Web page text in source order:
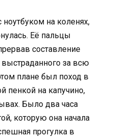
на коленях,
Её пальцы
составление
выстраданного за всю
плане был поход в
пенкой на капучино,
Было два часа
которую она начала
прогулка в